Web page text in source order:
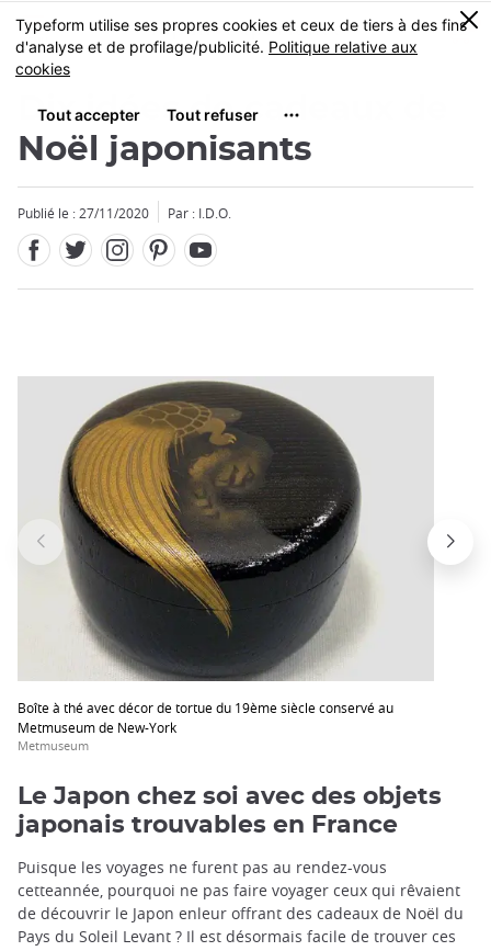
Skip
to
main
MENU
0
Dix idées de cadeaux de
Noël japonisants
Publié le : 27/11/2020 Par : I.D.O.
Boîte à thé avec décor de tortue du 19ème siècle conservé au
Metmuseum de New-York
Metmuseum
Fermer
Le Japon chez soi avec des objets
japonais trouvables en France
Puisque les voyages ne furent pas au rendez-vous
cetteannée, pourquoi ne pas faire voyager ceux qui rêvaient
de découvrir le Japon enleur offrant des cadeaux de Noël du
Pays du Soleil Levant ? Il est désormais facile de trouver ces
Fermer